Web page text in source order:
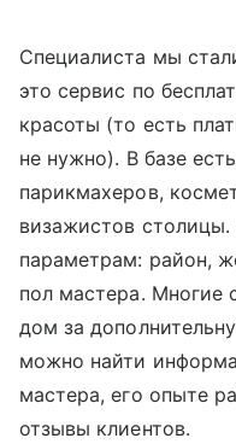
Специалиста мы
это сервис по
красоты (то есть
не нужно). В базе
парикмахеров,
визажистов
параметрам: район,
пол мастера. Многие
дом за
можно найти
мастера, его опыте
отзывы клиентов.